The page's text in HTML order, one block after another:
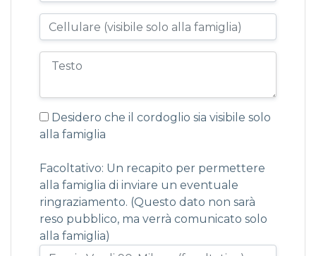
Desidero che il cordoglio sia visibile solo
alla famiglia
Facoltativo: Un recapito per permettere
alla famiglia di inviare un eventuale
ringraziamento. (Questo dato non sarà
reso pubblico, ma verrà comunicato solo
alla famiglia)